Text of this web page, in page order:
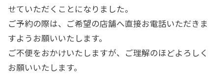
せていただくことになりました。
ご予約の際は、ご希望の店舗へ直接お電話いただきま
すようお願いいたします。
ご不便をおかけいたしますが、ご理解のほどよろしく
お願いいたします。